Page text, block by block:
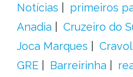
Notícias primeiros
Anadia
Cruzeiro do
Joca Marques
GRE
Barreirinha